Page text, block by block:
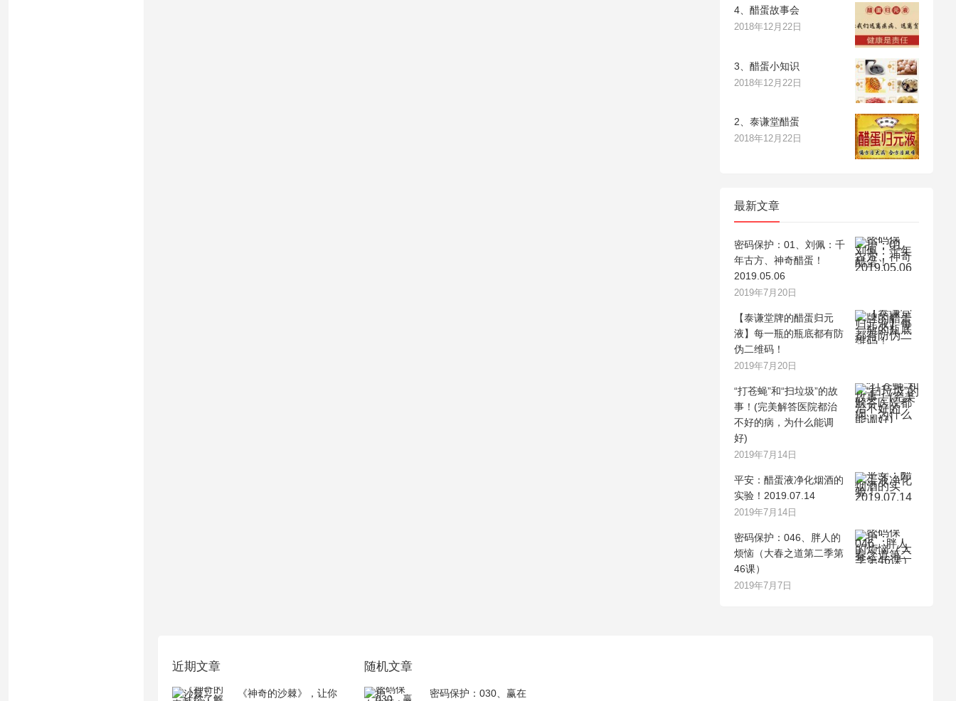
4、醋蛋故事会
2018年12月22日
3、醋蛋小知识
2018年12月22日
2、泰谦堂醋蛋
2018年12月22日
最新文章
密码保护：01、刘佩：千
年古方、神奇醋蛋！
2019.05.06
2019年7月20日
【泰谦堂牌的醋蛋归元
液】每一瓶的瓶底都有防
伪二维码！
2019年7月20日
“打苍蝇”和“扫垃圾”的故
事！(完美解答医院都治
不好的病，为什么能调
好)
2019年7月14日
平安：醋蛋液净化烟酒的
实验！2019.07.14
2019年7月14日
密码保护：046、胖人的
烦恼（大春之道第二季第
46课）
2019年7月7日
近期文章
《神奇的沙棘》，让你
随机文章
密码保护：030、赢在